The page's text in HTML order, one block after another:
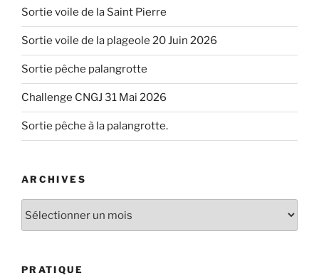
Sortie voile de la Saint Pierre
Sortie voile de la plageole 20 Juin 2026
Sortie pêche palangrotte
Challenge CNGJ 31 Mai 2026
Sortie pêche à la palangrotte.
ARCHIVES
PRATIQUE